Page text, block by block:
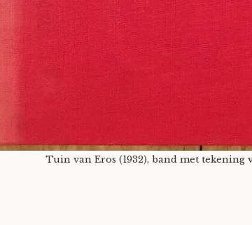
Tuin van Eros (1932), band met tekening